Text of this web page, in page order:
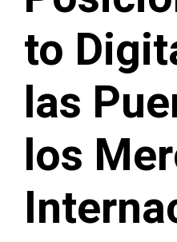
to
las
los